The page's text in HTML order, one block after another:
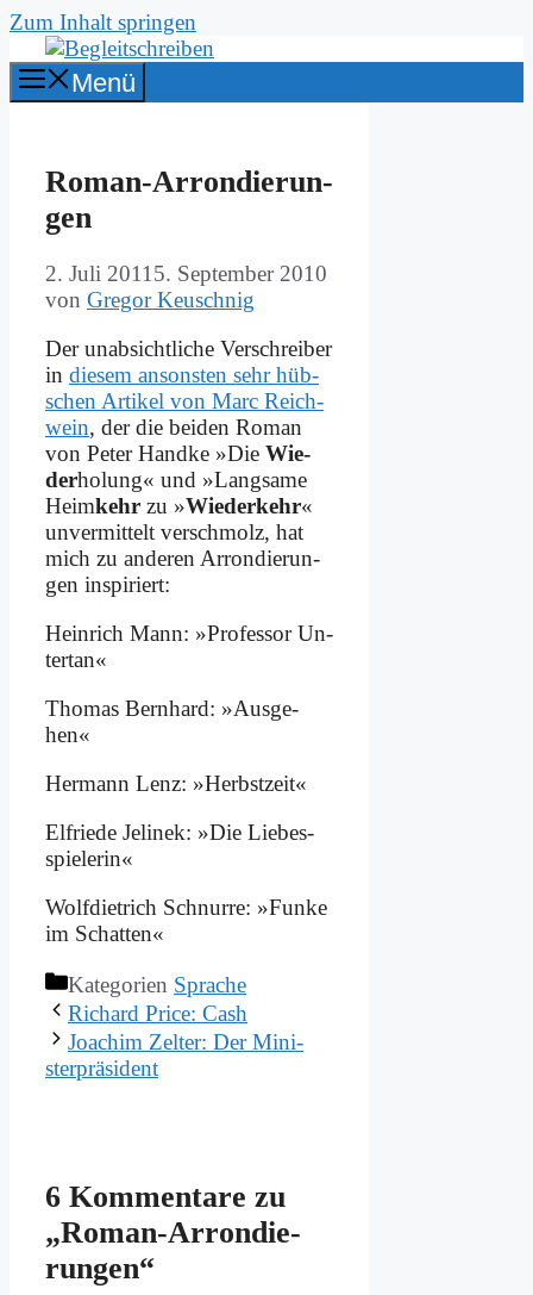
Zum Inhalt springen
Menü
Ro­man-Ar­ron­die­run­
gen
2. Juli 2011 5. September 2010
von Gregor Keuschnig
Der un­ab­sicht­li­che Ver­schrei­ber
in die­sem an­son­sten sehr hüb­
schen Ar­ti­kel von Marc Reich­
wein, der die bei­den Ro­man
von Pe­ter Hand­ke »Die Wie­
derho­lung« und »Lang­sa­me
Heimkehr zu »Wie­der­kehr«
un­ver­mit­telt ver­schmolz, hat
mich zu an­de­ren Ar­ron­die­run­
gen in­spi­riert:
Hein­rich Mann: »Pro­fes­sor Un­
ter­tan«
Tho­mas Bern­hard: »Aus­ge­
hen«
Her­mann Lenz: »Herbst­zeit«
El­frie­de Je­li­nek: »Die Lie­bes­
spie­le­rin«
Wolf­diet­rich Schnur­re: »Fun­ke
im Schat­ten«
Kategorien Sprache
Ri­chard Pri­ce: Cash
Joa­chim Zel­ter: Der Mi­ni­
ster­prä­si­dent
6 Kommentare zu
„Ro­man-Ar­ron­die­
run­gen“